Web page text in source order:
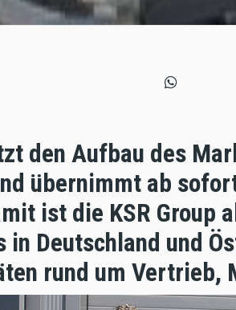
den Aufbau des
übernimmt ab
ist die KSR Group
in Deutschland und
rund um Vertrieb,